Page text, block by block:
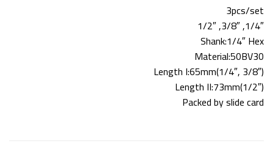
3pcs/set
1/4″, 3/8″, 1/2″
Shank:1/4″ Hex
Material:50BV30
Length I:65mm(1/4″, 3/8″)
Length II:73mm(1/2″)
Packed by slide card